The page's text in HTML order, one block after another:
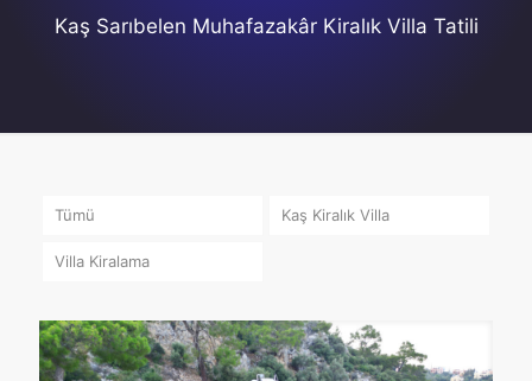
Kaş Sarıbelen Muhafazakâr Kiralık Villa Tatili
Tümü Kaş Kiralık Villa
Villa Kiralama